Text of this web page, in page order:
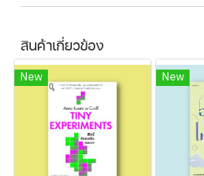
สินค้าเกี่ยวข้อง
New New